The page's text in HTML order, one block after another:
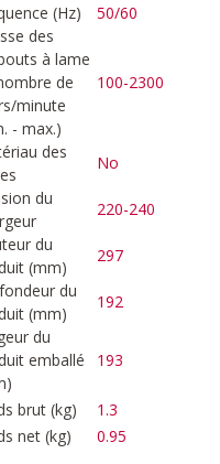
(Hz)
50/60
des
à lame
de
minute
- max.)
100-2300
des
No
du
220-240
du
(mm)
297
du
(mm)
192
du
emballé
193
brut (kg)
1.3
net (kg)
0.95